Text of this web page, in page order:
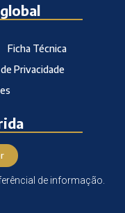
Ficha Técnica
Privacidade
de informação.